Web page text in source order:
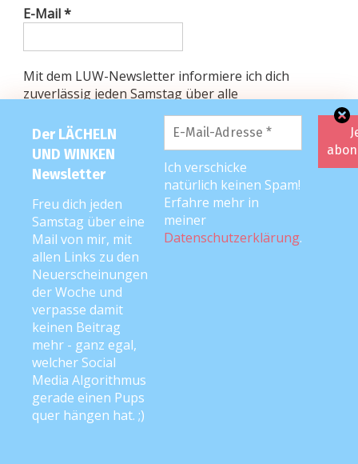
Der LÄCHELN
UND WINKEN
Newsletter
Freu dich jeden
Samstag über eine
Mail von mir, mit
allen Links zu den
Neuerscheinungen
der Woche und
verpasse damit
keinen Beitrag
mehr - ganz egal,
welcher Social
Media Algorithmus
gerade einen Pups
quer hängen hat. ;)
Ich verschicke
natürlich keinen Spam!
Erfahre mehr in
meiner
Datenschutzerklärung.
E-Mail*
Mit dem LUW-Newsletter informiere ich dich
zuverlässig jeden Samstag über alle
Neuerscheinungen der Woche auf dem Blog :).
Alle wichtigen Infos in Sachen Datenschutz findest
du in meinerDatenschutzerklärung*.
Datenschutzerklärung
*
gelesen & akzeptiert
FOLGE MIR …
FacebookundInstagram
PODCAST